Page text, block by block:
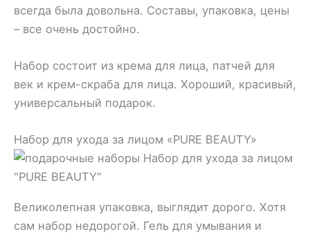
всегда была довольна. Составы, упаковка, цены
– все очень достойно.
Набор состоит из крема для лица, патчей для
век и крем-скраба для лица. Хороший, красивый,
универсальный подарок.
Набор для ухода за лицом «PURE BEAUTY»
Великолепная упаковка, выглядит дорого. Хотя
сам набор недорогой. Гель для умывания и